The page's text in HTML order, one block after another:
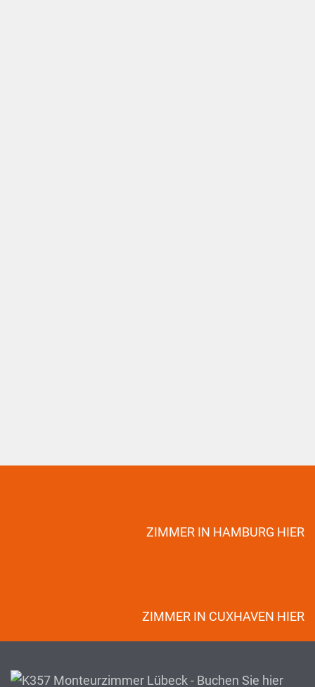
ZIMMER IN HAMBURG HIER
ZIMMER IN CUXHAVEN HIER